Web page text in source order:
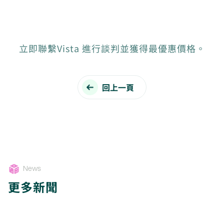
立即聯繫Vista 進行談判並獲得最優惠價格。
回上一頁
News
更多新聞